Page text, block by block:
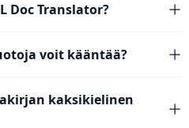
Doc Translator?
voit kääntää?
kaksikielinen